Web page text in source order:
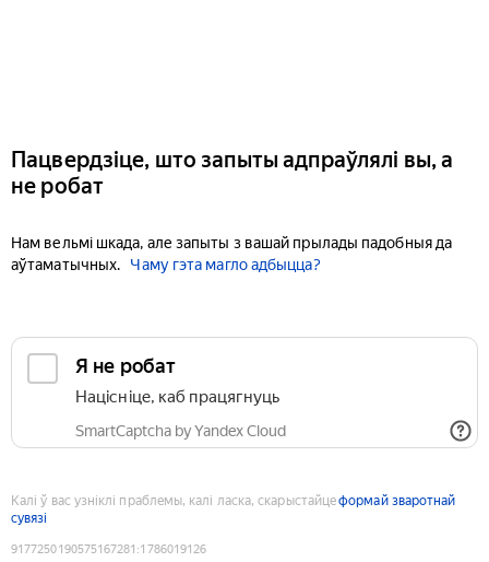
Пацвердзіце, што запыты адпраўлялі вы, а
не робат
Нам вельмі шкада, але запыты з вашай прылады падобныя да
аўтаматычных.
Чаму гэта магло адбыцца?
Я не робат
Націсніце, каб працягнуць
SmartCaptcha by Yandex Cloud
Калі ў вас узніклі праблемы, калі ласка, скарыстайцеформай зваротнай
сувязі
9177250190575167281 :1786019126